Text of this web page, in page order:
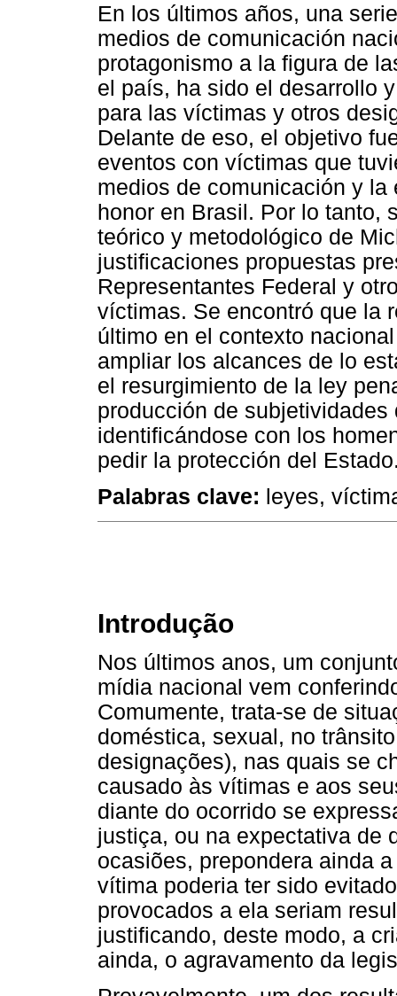
En los últimos años, una
medios de comunicación
protagonismo a la figura de
el país, ha sido el desarrollo
para las víctimas y otros
Delante de eso, el objetivo
eventos con víctimas que
medios de comunicación y
honor en Brasil. Por lo tanto,
teórico y metodológico de
justificaciones propuestas
Representantes Federal y
víctimas. Se encontró que la
último en el contexto
ampliar los alcances de lo
el resurgimiento de la ley
producción de
identificándose con los
pedir la protección del
Palabras clave: leyes,
Introdução
Nos últimos anos, um
mídia nacional vem
Comumente, trata-se de
doméstica, sexual, no
designações), nas quais se
causado às vítimas e aos
diante do ocorrido se
justiça, ou na expectativa de
ocasiões, prepondera ainda
vítima poderia ter sido
provocados a ela seriam
justificando, deste modo, a
ainda, o agravamento da